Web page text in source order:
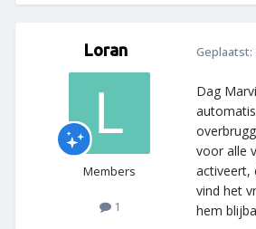
Loran
Members
1
Geplaatst:
Dag
voor alle
activeert,
vind het
hem